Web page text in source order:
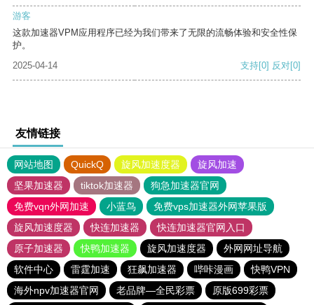
游客
这款加速器VPM应用程序已经为我们带来了无限的流畅体验和安全性保
护。
2025-04-14
支持[0] 反对[0]
友情链接
网站地图 QuickQ 旋风加速度器
旋风加速
坚果加速器
tiktok加速器
狗急加速器官网
免费vqn外网加速
小蓝鸟
免费vps加速器外网苹果版
旋风加速度器
快连加速器
快连加速器官网入口
原子加速器
快鸭加速器 旋风加速度器
外网网址导航
软件中心
雷霆加速 狂飙加速器 哔咔漫画
快鸭VPN
海外npv加速器官网
老品牌—全民彩票
原版699彩票